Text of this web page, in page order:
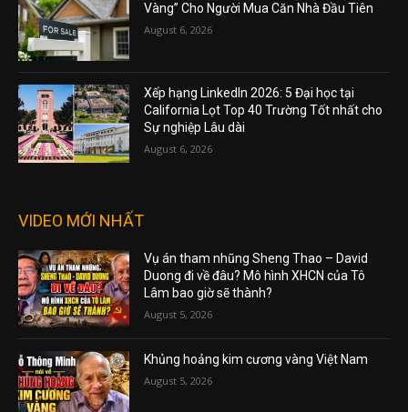
Vàng” Cho Người Mua Căn Nhà Đầu Tiên
August 6, 2026
Xếp hạng LinkedIn 2026: 5 Đại học tại
California Lọt Top 40 Trường Tốt nhất cho
Sự nghiệp Lâu dài
August 6, 2026
VIDEO MỚI NHẤT
Vụ án tham nhũng Sheng Thao – David
Duong đi về đâu? Mô hình XHCN của Tô
Lâm bao giờ sẽ thành?
August 5, 2026
Khủng hoảng kim cương vàng Việt Nam
August 5, 2026